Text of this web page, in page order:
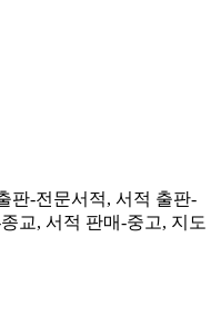
판-전문서적, 서적 출판-
교, 서적 판매-중고, 지도